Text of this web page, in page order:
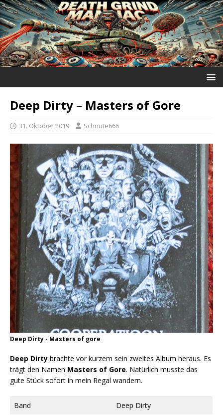
Deep Dirty – Masters of Gore
31. Oktober 2019 Schnute666
Deep Dirty - Masters of gore
Deep Dirty brachte vor kurzem sein zweites Album heraus. Es
trägt den Namen Masters of Gore. Natürlich musste das
gute Stück sofort in mein Regal wandern.
Band
Deep Dirty